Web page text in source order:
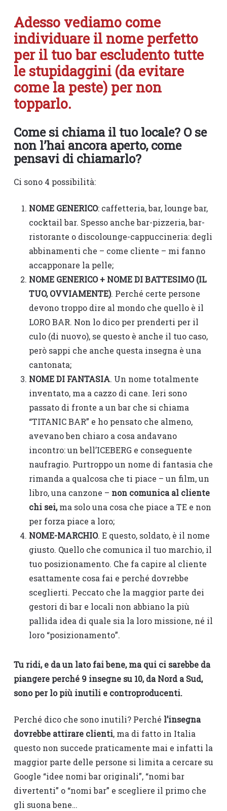
Adesso vediamo come
individuare il nome perfetto
per il tuo bar escludento tutte
le stupidaggini (da evitare
come la peste) per non
topparlo.
Come si chiama il tuo locale? O se
non l’hai ancora aperto, come
pensavi di chiamarlo?
Ci sono 4 possibilità:
NOME GENERICO: caffetteria, bar, lounge bar,
cocktail bar. Spesso anche bar-pizzeria, bar-
ristorante o discolounge-cappuccineria: degli
abbinamenti che – come cliente – mi fanno
accapponare la pelle;
NOME GENERICO + NOME DI BATTESIMO (IL
TUO, OVVIAMENTE). Perché certe persone
devono troppo dire al mondo che quello è il
LORO BAR. Non lo dico per prenderti per il
culo (di nuovo), se questo è anche il tuo caso,
però sappi che anche questa insegna è una
cantonata;
NOME DI FANTASIA. Un nome totalmente
inventato, ma a cazzo di cane. Ieri sono
passato di fronte a un bar che si chiama
“TITANIC BAR” e ho pensato che almeno,
avevano ben chiaro a cosa andavano
incontro: un bell’ICEBERG e conseguente
naufragio. Purtroppo un nome di fantasia che
rimanda a qualcosa che ti piace – un film, un
libro, una canzone – non comunica al cliente
chi sei,ma solo una cosa che piace a TE e non
per forza piace a loro;
NOME-MARCHIO. E questo, soldato, è il nome
giusto. Quello che comunica il tuo marchio, il
tuo posizionamento. Che fa capire al cliente
esattamente cosa fai e perché dovrebbe
sceglierti. Peccato che la maggior parte dei
gestori di bar e locali non abbiano la più
pallida idea di quale sia la loro missione, né il
loro “posizionamento”.
Tu ridi, e da un lato fai bene, ma qui ci sarebbe da
piangere perché 9 insegne su 10, da Nord a Sud,
sono per lo più inutili e controproducenti.
Perché dico che sono inutili? Perché l’insegna
dovrebbe attirare clienti, ma di fatto in Italia
questo non succede praticamente mai e infatti la
maggior parte delle persone si limita a cercare su
Google “idee nomi bar originali”, “nomi bar
divertenti” o “nomi bar” e scegliere il primo che
gli suona bene…